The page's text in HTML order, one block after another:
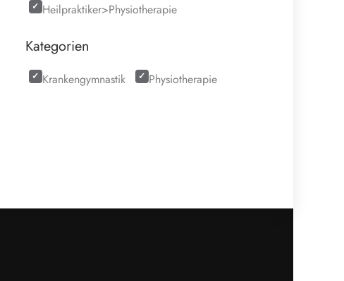
Heilpraktiker>Physiotherapie
Kategorien
Krankengymnastik Physiotherapie